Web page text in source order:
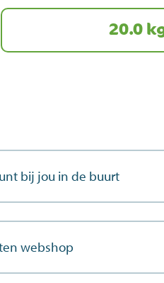
20.0
bij jou in de buurt
webshop